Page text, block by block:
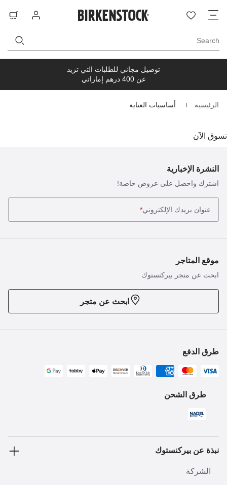
الدخول
Search
توصيل مجاني للطلبات التي تزيد
عن 400 درهم إماراتي
Homepage الرئيسية أساسيات العناية
تسوق الآن
النشرة الإخبارية
اشترك واحصل على عروض خاصة!
عنوان بريدك الإلكتروني*
موقع المتاجر
ابحث عن متجر بيركنستوك
ابحث عن متجر
طرق الدفع
طرق الشحن
نبذة عن بيركنستوك
الشركة